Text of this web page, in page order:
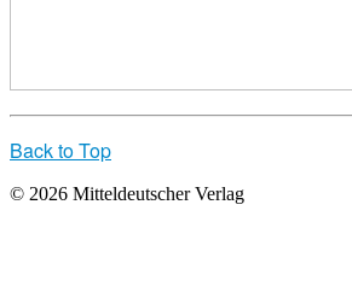
Back to Top
© 2026 Mitteldeutscher Verlag